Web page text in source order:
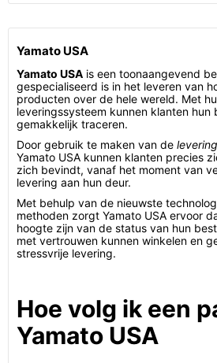
Yamato USA
Yamato USA is een toonaangevend
gespecialiseerd is in het leveren van
producten over de hele wereld. Met
leveringssysteem kunnen klanten hun
gemakkelijk traceren.
Door gebruik te maken van de
Yamato USA kunnen klanten precies
zich bevindt, vanaf het moment van
levering aan hun deur.
Met behulp van de nieuwste
methoden zorgt Yamato USA ervoor
hoogte zijn van de status van hun
met vertrouwen kunnen winkelen en
stressvrije levering.
Hoe volg ik een
Yamato USA